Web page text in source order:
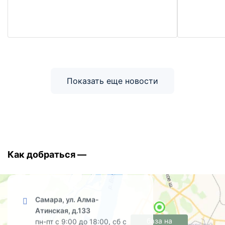
Показать еще новости
Как добраться —
Самара, ул. Алма-
Атинская, д.133
пн-пт с 9:00 до 18:00, сб с
база на